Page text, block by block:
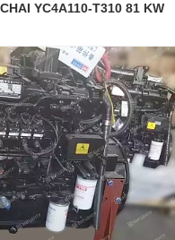
YC4A110-T310 81 KW